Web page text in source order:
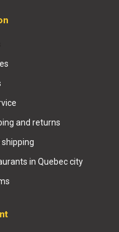
and returns
shipping
in Quebec city